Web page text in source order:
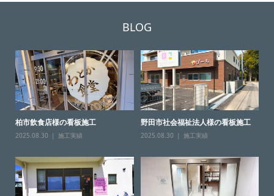
BLOG
柏市飲食店様の看板施工
2025.08.30 施工実績
野田市社会福祉法人様の看板施工
2025.08.30 施工実績